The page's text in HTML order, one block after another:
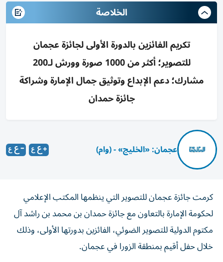
الخلاصة
تكريم الفائزين بالدورة الأولى لجائزة عجمان
للتصوير؛ أكثر من 1000 صورة وورش لـ200
مشارك؛ دعم الإبداع وتوثيق جمال الإمارة وشراكة
جائزة حمدان
عجمان: «الخليج» - (وام)
كرمت جائزة عجمان للتصوير التي ينظمها المكتب الإعلامي
لحكومة الإمارة بالتعاون مع جائزة حمدان بن محمد بن راشد آل
مكتوم الدولية للتصوير الضوئي، الفائزين بدورتها الأولى، وذلك
خلال حفل أقيم بمنطقة الزورا في عجمان.